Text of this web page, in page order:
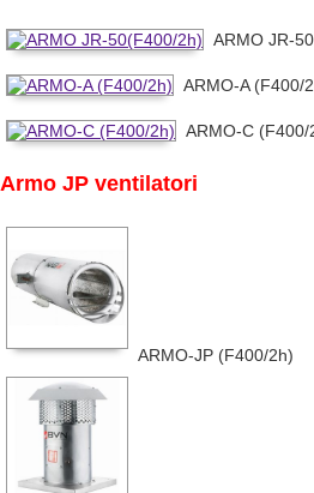
ARMO JR-
ARMO-A (F400/
ARMO-C (F400/
Armo JP ventilatori
ARMO-JP (F400/2h)